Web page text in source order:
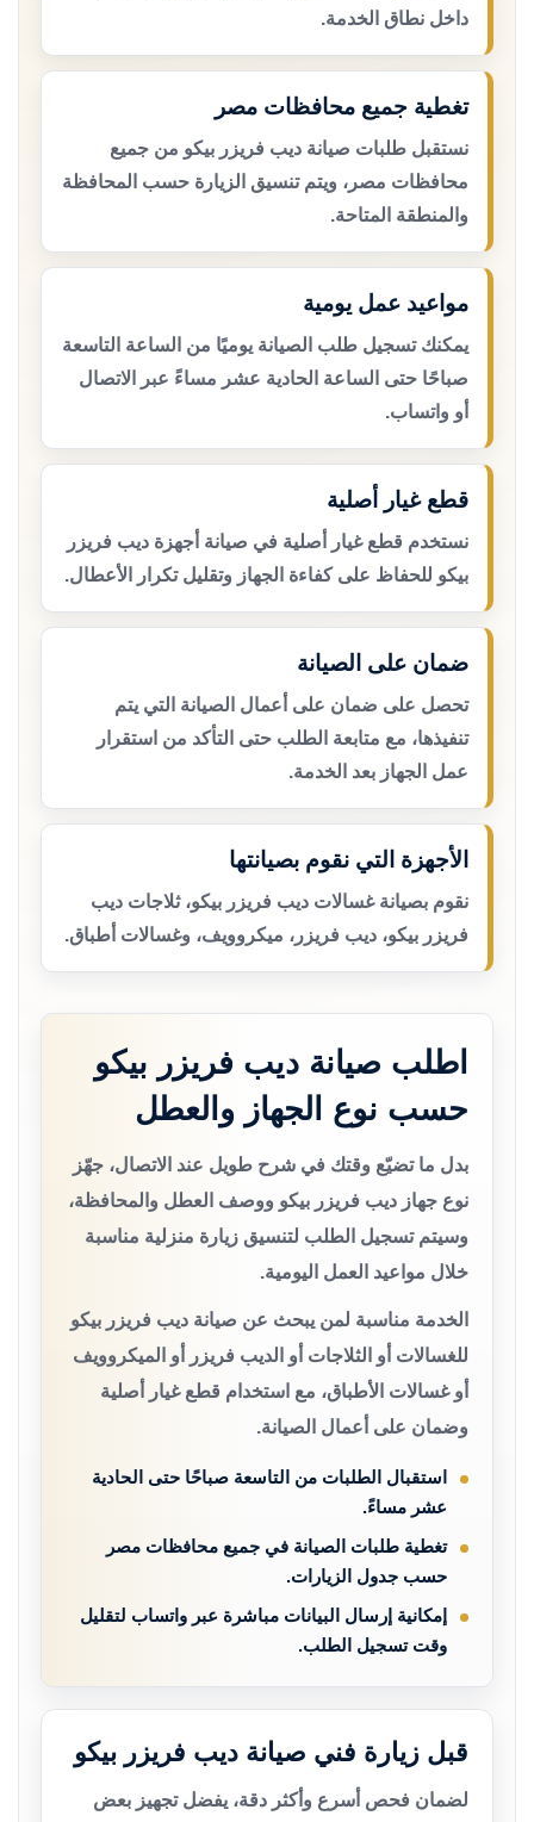
داخل نطاق الخدمة.
تغطية جميع محافظات مصر
نستقبل طلبات صيانة ديب فريزر بيكو من جميع
محافظات مصر، ويتم تنسيق الزيارة حسب المحافظة
والمنطقة المتاحة.
مواعيد عمل يومية
يمكنك تسجيل طلب الصيانة يوميًا من الساعة التاسعة
صباحًا حتى الساعة الحادية عشر مساءً عبر الاتصال
أو واتساب.
قطع غيار أصلية
نستخدم قطع غيار أصلية في صيانة أجهزة ديب فريزر
بيكو للحفاظ على كفاءة الجهاز وتقليل تكرار الأعطال.
ضمان على الصيانة
تحصل على ضمان على أعمال الصيانة التي يتم
تنفيذها، مع متابعة الطلب حتى التأكد من استقرار
عمل الجهاز بعد الخدمة.
الأجهزة التي نقوم بصيانتها
نقوم بصيانة غسالات ديب فريزر بيكو، ثلاجات ديب
فريزر بيكو، ديب فريزر، ميكروويف، وغسالات أطباق.
اطلب صيانة ديب فريزر بيكو
حسب نوع الجهاز والعطل
بدل ما تضيّع وقتك في شرح طويل عند الاتصال، جهّز
نوع جهاز ديب فريزر بيكو ووصف العطل والمحافظة،
وسيتم تسجيل الطلب لتنسيق زيارة منزلية مناسبة
خلال مواعيد العمل اليومية.
الخدمة مناسبة لمن يبحث عن صيانة ديب فريزر بيكو
للغسالات أو الثلاجات أو الديب فريزر أو الميكروويف
أو غسالات الأطباق، مع استخدام قطع غيار أصلية
وضمان على أعمال الصيانة.
استقبال الطلبات من التاسعة صباحًا حتى الحادية
عشر مساءً.
تغطية طلبات الصيانة في جميع محافظات مصر
حسب جدول الزيارات.
إمكانية إرسال البيانات مباشرة عبر واتساب لتقليل
وقت تسجيل الطلب.
قبل زيارة فني صيانة ديب فريزر بيكو
لضمان فحص أسرع وأكثر دقة، يفضل تجهيز بعض